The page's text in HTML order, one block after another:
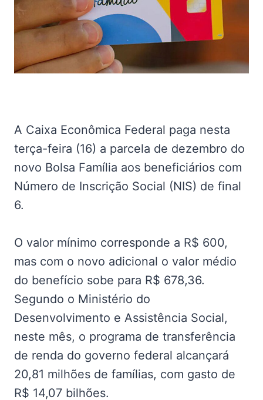
A Caixa Econômica Federal paga nesta
terça-feira (16) a parcela de dezembro do
novo Bolsa Família aos beneficiários com
Número de Inscrição Social (NIS) de final
6.
O valor mínimo corresponde a R$ 600,
mas com o novo adicional o valor médio
do benefício sobe para R$ 678,36.
Segundo o Ministério do
Desenvolvimento e Assistência Social,
neste mês, o programa de transferência
de renda do governo federal alcançará
20,81 milhões de famílias, com gasto de
R$ 14,07 bilhões.